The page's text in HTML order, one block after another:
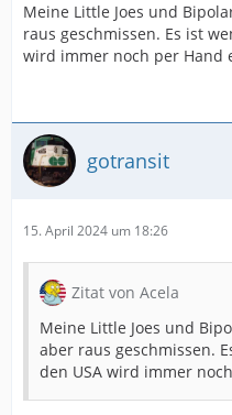
Meine Little Joes und
raus geschmissen. Es ist
wird immer noch per Hand
gotransit
15. April 2024 um 18:26
Zitat von Acela
Meine Little Joes und
aber raus geschmissen.
den USA wird immer